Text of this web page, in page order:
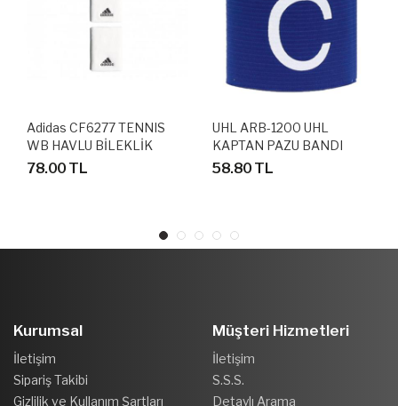
Adidas CF6277 TENNIS
WB HAVLU BİLEKLİK
78.00 TL
UHL ARB-1200 UHL
KAPTAN PAZU BANDI
KOLLUĞU
58.80 TL
Kurumsal
İletişim
Sipariş Takibi
Gizlilik ve Kullanım Şartları
Müşteri Hizmetleri
İletişim
S.S.S.
Detaylı Arama